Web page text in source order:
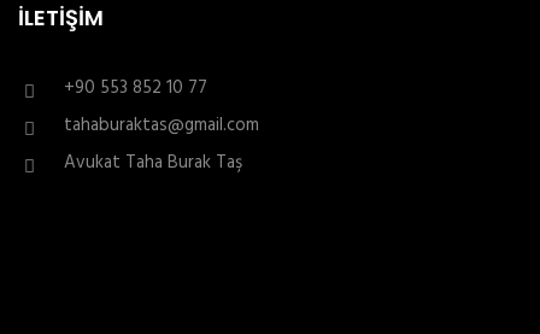
İLETIŞIM
+90 553 852 10 77
tahaburaktas@gmail.com
Avukat Taha Burak Taş